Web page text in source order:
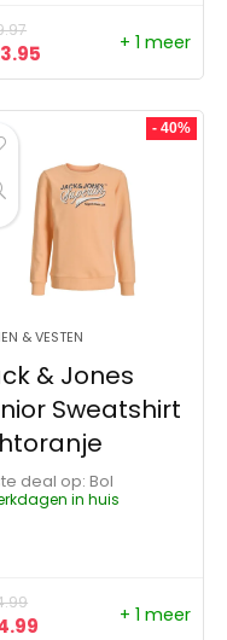
prijs was:
Huidige prijs is:
+ 1 meer
- 40%
& VESTEN
& Jones
Sweatshirt
deal op:
Bol
in huis
prijs
Huidige prijs is:
+ 1 meer